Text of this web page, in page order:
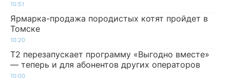
10:51
Ярмарка-продажа породистых котят пройдет в
Томске
10:20
Т2 перезапускает программу «Выгодно вместе»
— теперь и для абонентов других операторов
10:00